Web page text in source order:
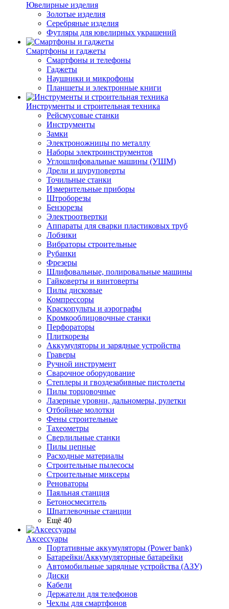
Ювелирные изделия
Золотые изделия
Серебряные изделия
Футляры для ювелирных украшений
Смартфоны и гаджеты
Смартфоны и телефоны
Гаджеты
Наушники и микрофоны
Планшеты и электронные книги
Инструменты и строительная техника
Рейсмусовые станки
Инструменты
Замки
Электроножницы по металлу
Наборы электроинструментов
Углошлифовальные машины (УШМ)
Дрели и шуруповерты
Точильные станки
Измерительные приборы
Штроборезы
Бензорезы
Электроотвертки
Аппараты для сварки пластиковых труб
Лобзики
Вибраторы строительные
Рубанки
Фрезеры
Шлифовальные, полировальные машины
Гайковерты и винтоверты
Пилы дисковые
Компрессоры
Краскопульты и аэрографы
Кромкооблицовочные станки
Перфораторы
Плиткорезы
Аккумуляторы и зарядные устройства
Граверы
Ручной инструмент
Сварочное оборудование
Степлеры и гвоздезабивные пистолеты
Пилы торцовочные
Лазерные уровни, дальномеры, рулетки
Отбойные молотки
Фены строительные
Тахеометры
Сверлильные станки
Пилы цепные
Расходные материалы
Строительные пылесосы
Строительные миксеры
Реноваторы
Паяльная станция
Бетоносмеситель
Шпатлевочные станции
Ещё 40
Аксессуары
Портативные аккумуляторы (Power bank)
Батарейки/Аккумуляторные батарейки
Автомобильные зарядные устройства (АЗУ)
Диски
Кабели
Держатели для телефонов
Чехлы для смартфонов